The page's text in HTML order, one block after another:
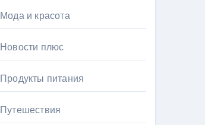
Мода и красота
Новости плюс
Продукты питания
Путешествия